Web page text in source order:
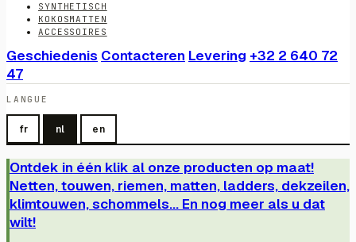
SYNTHETISCH
KOKOSMATTEN
ACCESSOIRES
Geschiedenis Contacteren Levering +32 2 640 72
47
LANGUE
fr nl en
Ontdek in één klik al onze producten op maat!
Netten, touwen, riemen, matten, ladders, dekzeilen,
klimtouwen, schommels... En nog meer als u dat
wilt!